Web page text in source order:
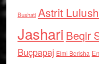
Bushati Astrit
Jashari Beqir
Buçpapaj Elmi Berisha